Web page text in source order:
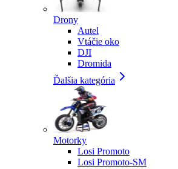
Drony
Autel
Vtáčie oko
DJI
Dromida
Ďalšia kategória
Motorky
Losi Promoto
Losi Promoto-SM